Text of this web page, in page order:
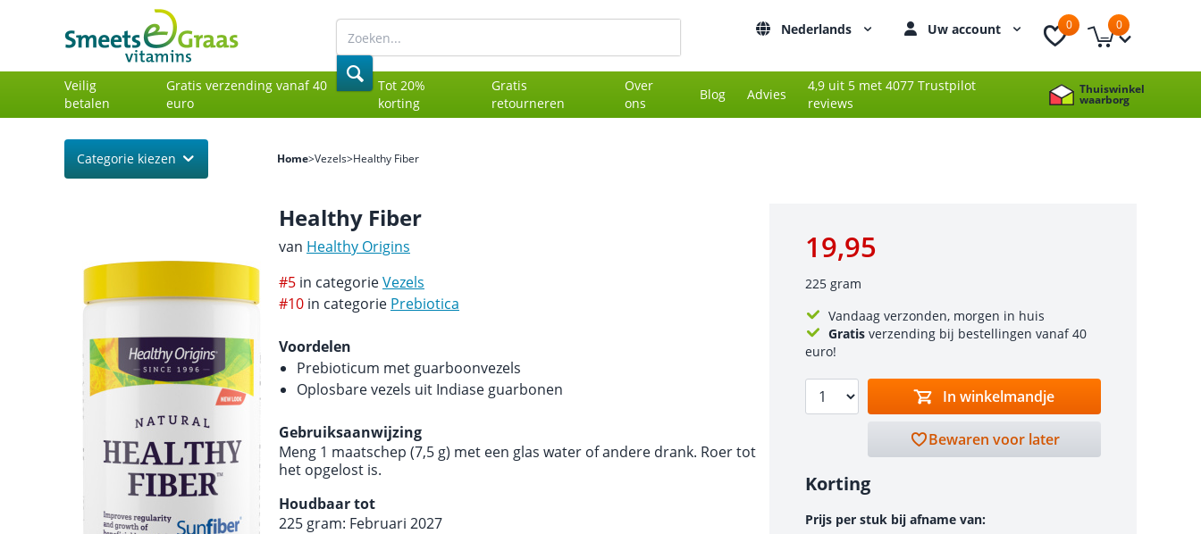
Nederlands Uw account 0 0
Veilig
betalen
Gratis verzending vanaf 40
euro
Tot 20%
korting
Gratis
retourneren
Over
ons
Blog Advies
4,9 uit 5 met 4077 Trustpilot
reviews
Thuiswinkel
waarborg
Categorie kiezen Home>Vezels>Healthy Fiber
Healthy Fiber
van Healthy Origins
#5 in categorieVezels
#10 in categorie Prebiotica
Voordelen
Prebioticum met guarboonvezels
Oplosbare vezels uit Indiase guarbonen
Gebruiksaanwijzing
Meng 1 maatschep (7,5 g) met een glas water of andere drank. Roer tot
het opgelost is.
Houdbaar tot
225 gram: Februari 2027
19,95
225 gram
Vandaag verzonden, morgen in huis
Gratis verzending bij bestellingen vanaf 40
euro!
In winkelmandje
Bewaren voor later
Korting
Prijs per stuk bij afname van: